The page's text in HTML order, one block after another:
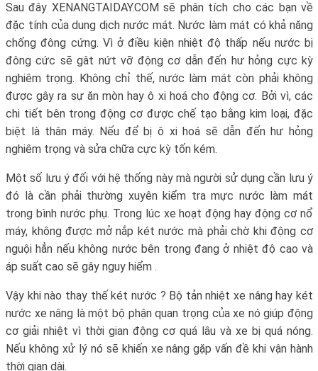
Sau đây XENANGTAIDAY.COM sẽ phân tích cho các bạn về
đặc tính của dung dịch nước mát. Nước làm mát có khả năng
chống đông cứng. Vì ở điều kiện nhiệt độ thấp nếu nước bị
đông cức sẽ gât nứt vỡ động cơ dẫn đến hư hỏng cực kỳ
nghiêm trọng. Không chỉ thế, nước làm mát còn phải không
được gây ra sự ăn mòn hay ô xi hoá cho động cơ. Bởi vì, các
chi tiết bên trong động cơ được chế tạo bằng kim loại, đặc
biệt là thân máy. Nếu để bị ô xi hoá sẽ dẫn đến hư hỏng
nghiêm trọng và sửa chữa cực kỳ tốn kém.
Một số lưu ý đối với hệ thống này mà người sử dụng cần lưu ý
đó là cần phải thường xuyên kiểm tra mực nước làm mát
trong bình nước phụ. Trong lúc xe hoạt động hay động cơ nổ
máy, không được mở nắp két nước mà phải chờ khi động cơ
nguội hẳn nếu không nước bên trong đang ở nhiệt độ cao và
áp suất cao sẽ gây nguy hiểm .
Vậy khi nào thay thế két nước ? Bộ tản nhiệt xe nâng hay két
nước xe nâng là một bộ phận quan trọng của xe nó giúp động
cơ giải nhiệt vì thời gian động cơ quá lâu và xe bị quá nóng.
Nếu không xử lý nó sẽ khiến xe nâng gặp vấn đề khi vận hành
thời gian dài.